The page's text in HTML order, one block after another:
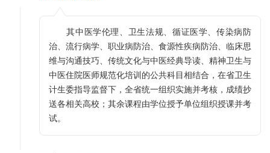
其中医学伦理、卫生法规、循证医学、传染病防
治、流行病学、职业病防治、食源性疾病防治、临床思
维与沟通技巧、传统文化与中医经典导读、精神卫生与
中医住院医师规范化培训的公共科目相结合，在省卫生
计生委指导监督下，全省统一组织实施并考核，成绩抄
送各相关高校；其余课程由学位授予单位组织授课并考
试。